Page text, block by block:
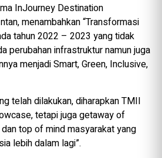
InJourney Destination
menambahkan “Transformasi
tahun 2022 – 2023 yang tidak
perubahan infrastruktur namun juga
menjadi Smart, Green, Inclusive,
telah dilakukan, diharapkan TMII
tetapi juga getaway of
top of mind masyarakat yang
lebih dalam lagi”.